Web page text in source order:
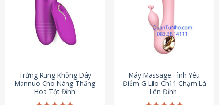
Trứng Rung Không Dây
Mannuo Cho Nàng Thăng
Hoa Tột Đỉnh
Máy Massage Tình Yêu
Điểm G Lilo Chỉ 1 Chạm Là
Lên Đỉnh